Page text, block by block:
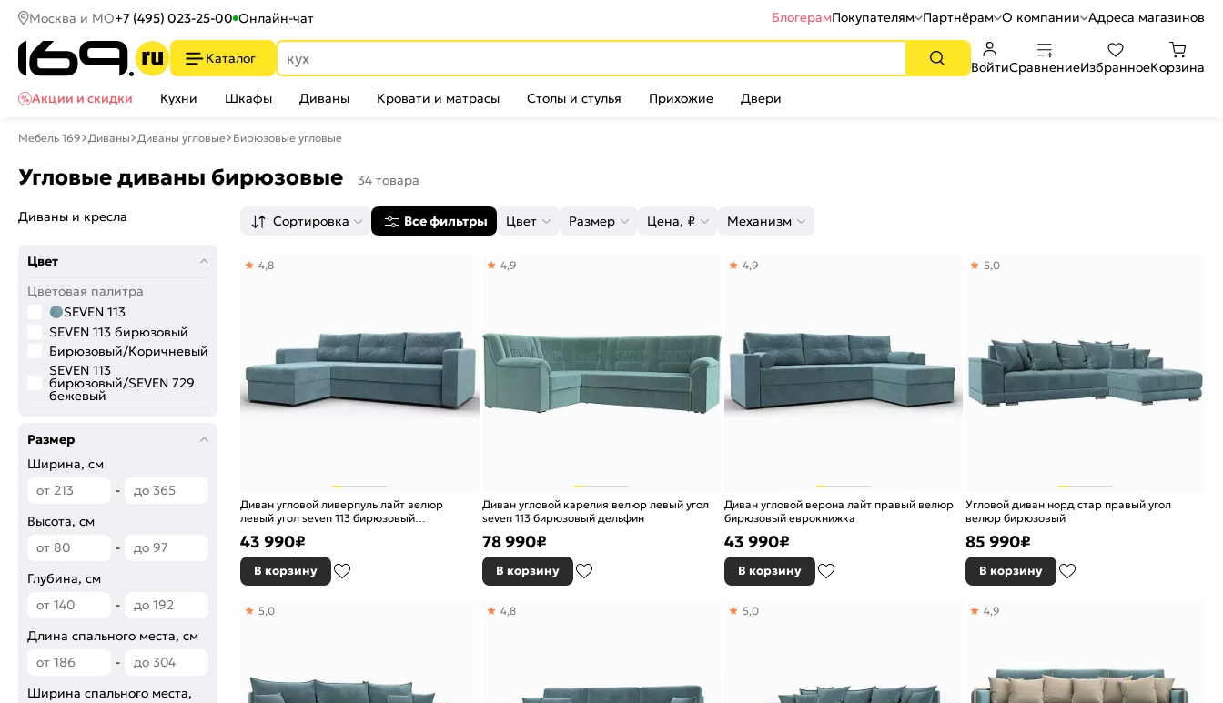
Москва и МО+7 (495) 023-25-00 Онлайн-чат БлогерамПокупателям Партнёрам О компании Адреса магазинов
Каталог
ВойтиСравнениеИзбранноеКорзина
Акции и скидки
Кухни Шкафы Диваны Кровати и матрасы Столы и стулья Прихожие Двери
Мебель 169 Диваны Диваны угловые Бирюзовые угловые
Угловые диваны бирюзовые 34 товара
Диваны и кресла
Цвет
Цветовая палитра
SEVEN 113
SEVEN 113 бирюзовый
Бирюзовый/Коричневый
SEVEN 113
бирюзовый/SEVEN 729
бежевый
Размер
Ширина, см
-
Высота, см
-
Глубина, см
-
Длина спального места, см
-
Ширина спального места,
Сортировка Все фильтры Цвет Размер Цена, ₽ Механизм
Диван угловой ливерпуль лайт велюр
левый угол seven 113 бирюзовый
4,8
43 990₽
В корзину
Диван угловой карелия велюр левый угол
seven 113 бирюзовый дельфин
4,9
78 990₽
В корзину
Диван угловой верона лайт правый велюр
бирюзовый еврокнижка
4,9
43 990₽
В корзину
Угловой диван норд стар правый угол
велюр бирюзовый
5,0
85 990₽
В корзину
5,0 4,8 5,0 4,9